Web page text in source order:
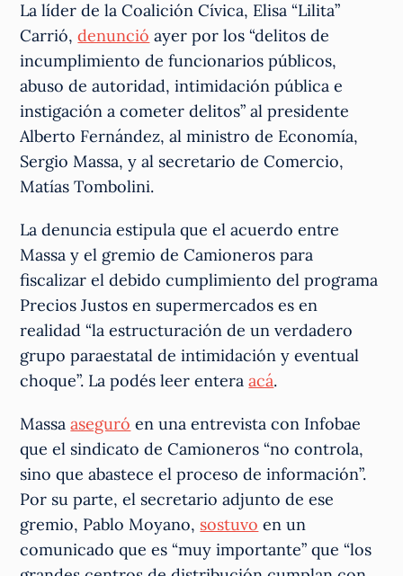
La líder de la Coalición Cívica, Elisa “Lilita”
Carrió,denunció ayer por los “delitos de
incumplimiento de funcionarios públicos,
abuso de autoridad, intimidación pública e
instigación a cometer delitos” al presidente
Alberto Fernández, al ministro de Economía,
Sergio Massa, y al secretario de Comercio,
Matías Tombolini.
La denuncia estipula que el acuerdo entre
Massa y el gremio de Camioneros para
fiscalizar el debido cumplimiento del programa
Precios Justos en supermercados es en
realidad “la estructuración de un verdadero
grupo paraestatal de intimidación y eventual
choque”. La podés leer enteraacá.
Massaaseguró en una entrevista con Infobae
que el sindicato de Camioneros “no controla,
sino que abastece el proceso de información”.
Por su parte, el secretario adjunto de ese
gremio, Pablo Moyano, sostuvo en un
comunicado que es “muy importante” que “los